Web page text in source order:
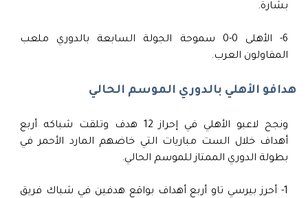
بشارة.
6- الأهلى 0-0 سموحة الجولة السابعة بالدوري ملعب
المقاولون العرب.
هدافو الأهلي بالدوري الموسم الحالي
ونجح لاعبو الأهلي في إحراز 12 هدف وتلقت شباكه أربع
أهداف خلال الست مباريات التي خاضهم المارد الأحمر في
بطولة الدوري الممتاز للموسم الحالي.
1- أحرز بيرسي تاو أربع أهداف بواقع هدفين في شباك فريق